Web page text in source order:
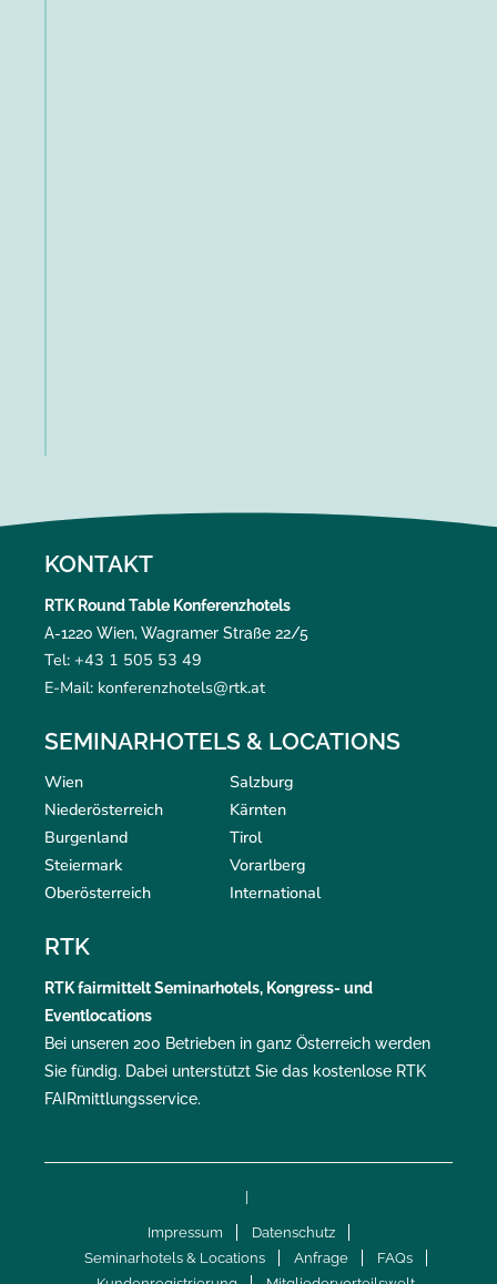
KONTAKT
RTK Round Table Konferenzhotels
A-1220 Wien, Wagramer Straße 22/5
Tel: +43 1 505 53 49
E-Mail: konferenzhotels@rtk.at
SEMINARHOTELS & LOCATIONS
Wien
Niederösterreich
Burgenland
Steiermark
Oberösterreich
Salzburg
Kärnten
Tirol
Vorarlberg
International
RTK
RTKfairmitteltSeminarhotels, Kongress- und
Eventlocations
Bei unseren 200 Betrieben in ganz Österreich werden
Sie fündig. Dabei unterstützt Sie das kostenlose RTK
FAIRmittlungsservice.
Impressum
Datenschutz
Seminarhotels & Locations
Anfrage
FAQs